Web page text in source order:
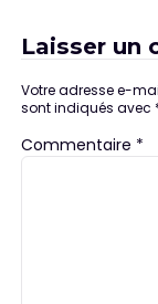
Laisser un
Votre adresse e-
sont indiqués avec
Commentaire *